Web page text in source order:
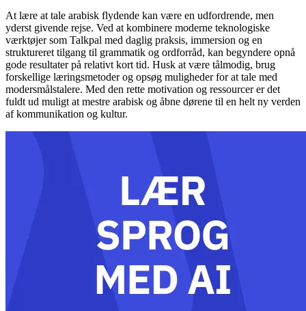
At lære at tale arabisk flydende kan være en udfordrende, men
yderst givende rejse. Ved at kombinere moderne teknologiske
værktøjer som Talkpal med daglig praksis, immersion og en
struktureret tilgang til grammatik og ordforråd, kan begyndere opnå
gode resultater på relativt kort tid. Husk at være tålmodig, brug
forskellige læringsmetoder og opsøg muligheder for at tale med
modersmålstalere. Med den rette motivation og ressourcer er det
fuldt ud muligt at mestre arabisk og åbne dørene til en helt ny verden
af kommunikation og kultur.